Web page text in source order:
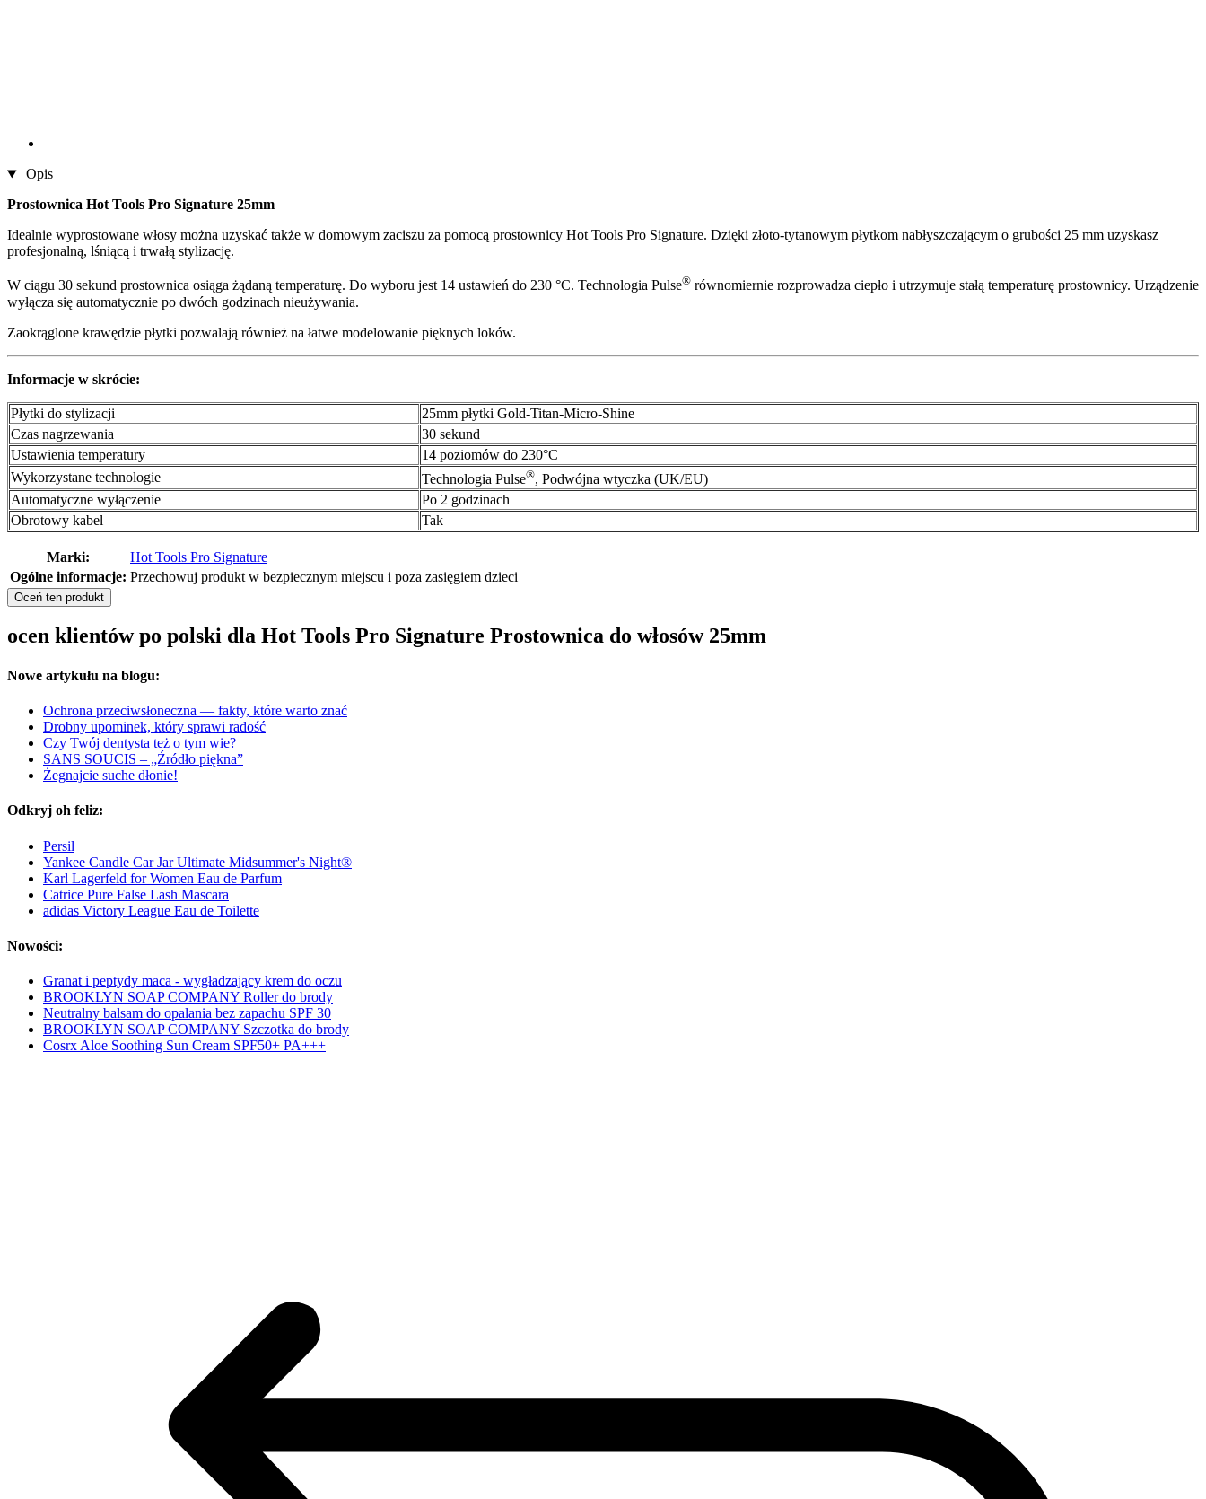
Opis
Prostownica Hot Tools Pro Signature 25mm
Idealnie wyprostowane włosy można uzyskać także w domowym zaciszu za pomocą prostownicy Hot Tools Pro Signature. Dzięki złoto-tytanowym płytkom nabłyszczającym o grubości 25 mm uzyskasz
profesjonalną, lśniącą i trwałą stylizację.
W ciągu 30 sekund prostownica osiąga żądaną temperaturę. Do wyboru jest 14 ustawień do 230 °C. Technologia Pulse® równomiernie rozprowadza ciepło i utrzymuje stałą temperaturę prostownicy. Urządzenie
wyłącza się automatycznie po dwóch godzinach nieużywania.
Zaokrąglone krawędzie płytki pozwalają również na łatwe modelowanie pięknych loków.
Informacje w skrócie:
Płytki do stylizacji
25mm płytki Gold-Titan-Micro-Shine
Czas nagrzewania
30 sekund
Ustawienia temperatury
14 poziomów do 230°C
Wykorzystane technologie
Technologia Pulse®, Podwójna wtyczka (UK/EU)
Automatyczne wyłączenie
Po 2 godzinach
Obrotowy kabel
Tak
Marki:
Hot Tools Pro Signature
Ogólne informacje: Przechowuj produkt w bezpiecznym miejscu i poza zasięgiem dzieci
Oceń ten produkt
ocen klientów po polski dla Hot Tools Pro Signature Prostownica do włosów 25mm
Nowe artykułu na blogu:
Ochrona przeciwsłoneczna — fakty, które warto znać
Drobny upominek, który sprawi radość
Czy Twój dentysta też o tym wie?
SANS SOUCIS – „Źródło piękna”
Żegnajcie suche dłonie!
Odkryj oh feliz:
Persil
Yankee Candle Car Jar Ultimate Midsummer's Night®
Karl Lagerfeld for Women Eau de Parfum
Catrice Pure False Lash Mascara
adidas Victory League Eau de Toilette
Nowości:
Granat i peptydy maca - wygładzający krem do oczu
BROOKLYN SOAP COMPANY Roller do brody
Neutralny balsam do opalania bez zapachu SPF 30
BROOKLYN SOAP COMPANY Szczotka do brody
Cosrx Aloe Soothing Sun Cream SPF50+ PA+++